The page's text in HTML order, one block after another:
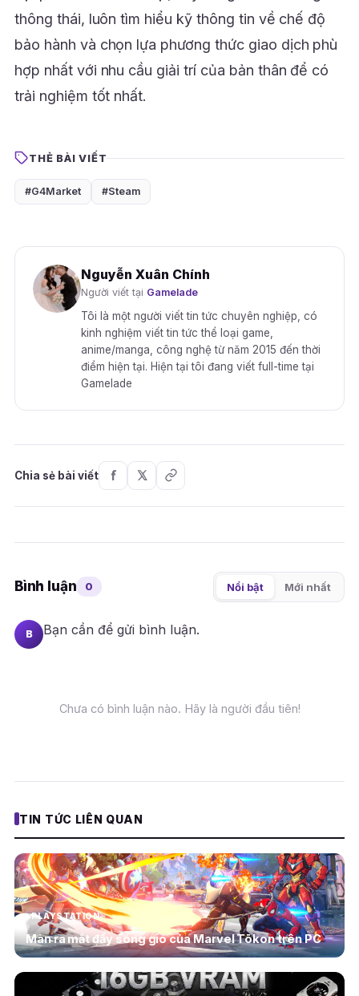
thông thái, luôn tìm hiểu kỹ thông tin về chế độ
bảo hành và chọn lựa phương thức giao dịch phù
hợp nhất với nhu cầu giải trí của bản thân để có
trải nghiệm tốt nhất.
THẺ BÀI VIẾT
#G4Market #Steam
Nguyễn Xuân Chính
Người viết tại Gamelade
Tôi là một người viết tin tức chuyên nghiệp, có
kinh nghiệm viết tin tức thể loại game,
anime/manga, công nghệ từ năm 2015 đến thời
điểm hiện tại. Hiện tại tôi đang viết full-time tại
Gamelade
Chia sẻ bài viết
Bình luận 0 Nổi bật Mới nhất
B Bạn cần để gửi bình luận.
Chưa có bình luận nào. Hãy là người đầu tiên!
TIN TỨC LIÊN QUAN
PLAYSTATION
Màn ra mắt đầy sóng gió của Marvel Tōkon trên PC